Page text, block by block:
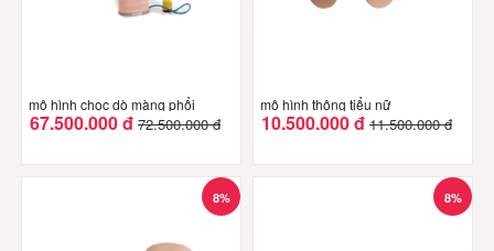
mô hình chọc dò màng phổi
67.500.000 đ 72.500.000 đ
mô hình thông tiểu nữ
10.500.000 đ 11.500.000 đ
8% 8%